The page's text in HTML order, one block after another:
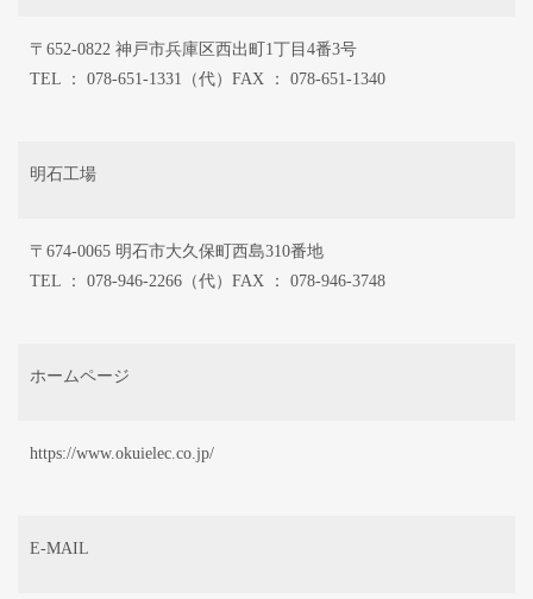
〒652-0822 神戸市兵庫区西出町1丁目4番3号
TEL ： 078-651-1331（代）FAX ： 078-651-1340
明石工場
〒674-0065 明石市大久保町西島310番地
TEL ： 078-946-2266（代）FAX ： 078-946-3748
ホームページ
https://www.okuielec.co.jp/
E-MAIL